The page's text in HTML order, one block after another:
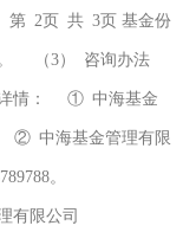
3页 基金份
。 （3） 咨询办法
详情： ① 中海基金
② 中海基金管理有限
。
限公司